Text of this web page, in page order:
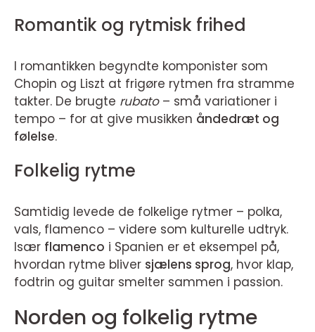
Romantik og rytmisk frihed
I romantikken begyndte komponister som
Chopin og Liszt at frigøre rytmen fra stramme
takter. De brugte rubato– små variationer i
tempo – for at give musikken åndedræt og
følelse.
Folkelig rytme
Samtidig levede de folkelige rytmer – polka,
vals, flamenco – videre som kulturelle udtryk.
Især flamenco i Spanien er et eksempel på,
hvordan rytme bliver sjælens sprog, hvor klap,
fodtrin og guitar smelter sammen i passion.
Norden og folkelig rytme